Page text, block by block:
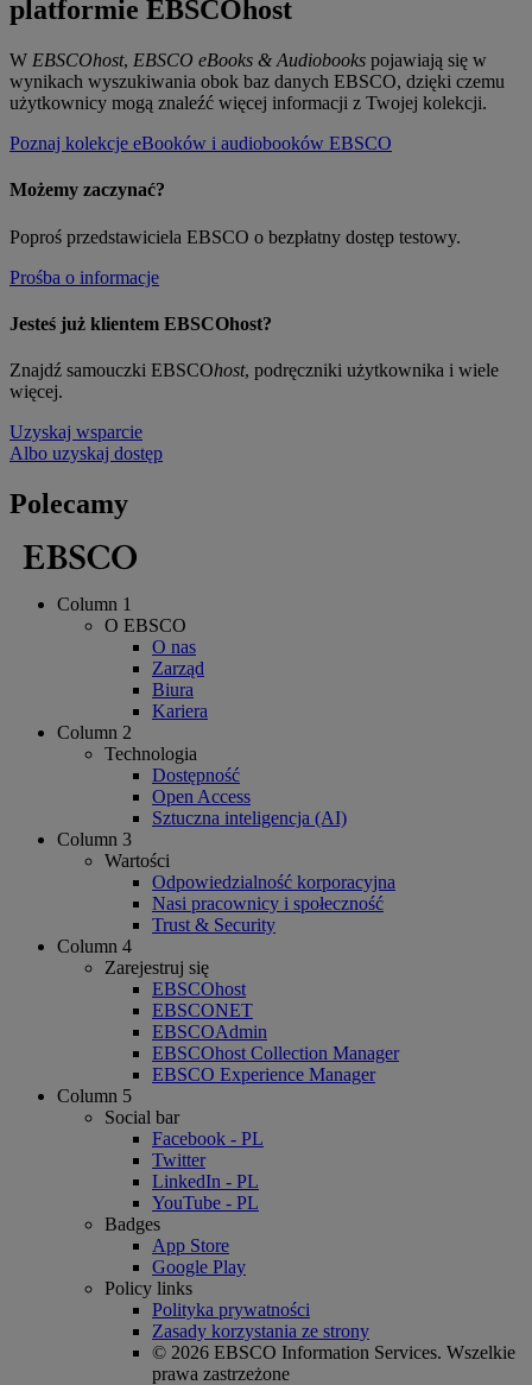
platformie EBSCOhost
W EBSCOhost, EBSCO eBooks & Audiobooks pojawiają się w
wynikach wyszukiwania obok baz danych EBSCO, dzięki czemu
użytkownicy mogą znaleźć więcej informacji z Twojej kolekcji.
Poznaj kolekcje eBooków i audiobooków EBSCO
Możemy zaczynać?
Poproś przedstawiciela EBSCO o bezpłatny dostęp testowy.
Prośba o informacje
Jesteś już klientem EBSCOhost?
Znajdź samouczki EBSCOhost, podręczniki użytkownika i wiele
więcej.
Uzyskaj wsparcie
Albo uzyskaj dostęp
Polecamy
Column 1
O EBSCO
O nas
Zarząd
Biura
Kariera
Column 2
Technologia
Dostępność
Open Access
Sztuczna inteligencja (AI)
Column 3
Wartości
Odpowiedzialność korporacyjna
Nasi pracownicy i społeczność
Trust & Security
Column 4
Zarejestruj się
EBSCOhost
EBSCONET
EBSCOAdmin
EBSCOhost Collection Manager
EBSCO Experience Manager
Column 5
Social bar
Facebook - PL
Twitter
LinkedIn - PL
YouTube - PL
Badges
App Store
Google Play
Policy links
Polityka prywatności
Zasady korzystania ze strony
© 2026 EBSCO Information Services. Wszelkie
prawa zastrzeżone